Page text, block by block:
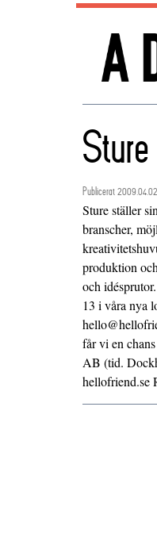
Publicerat 2009.04.02
Sture ställer
branscher,
produktion
och
13 i våra nya
får vi en
AB (tid.
hellofriend.se